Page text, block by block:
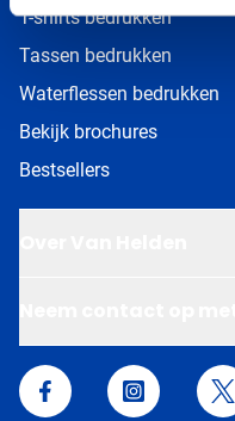
T-shirts bedrukken
Tassen bedrukken
Waterflessen bedrukken
Bekijk brochures
Bestsellers
Van Helden
Facebook Instagram